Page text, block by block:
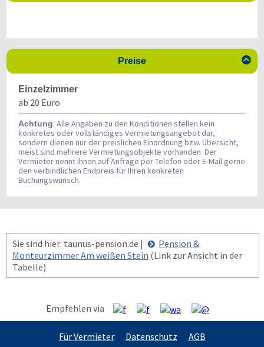
Preise 
Einzelzimmer
ab 20 Euro
Achtung: Alle Angaben zu den Konditionen stellen kein
konkretes oder vollständiges Vermietungsangebot dar,
sondern dienen nur der preislichen Einordnung bzw. Übersicht,
meist sind mehrere Vermietungsobjekte vorhanden. Der
Vermieter nennt Ihnen auf Anfrage per Telefon oder E-Mail gerne
den verbindlichen Endpreis für Ihren konkreten
Buchungswunsch.
Sie sind hier: taunus-pension.de |
Pension &
Monteurzimmer Am weißen Stein (Link zur Ansicht in der
Tabelle)
Empfehlen via
Für Vermieter Datenschutz AGB